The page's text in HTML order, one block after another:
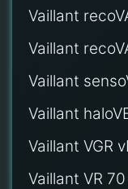
Vaillant
Vaillant
Vaillant
Vaillant
Vaillant VGR
Vaillant VR 70